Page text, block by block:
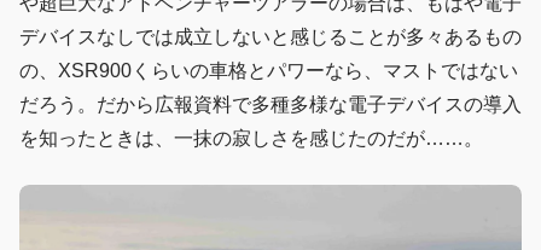
デバイスなしでは成立しないと感じることが多々あるもの
の、XSR900くらいの車格とパワーなら、マストではない
だろう。だから広報資料で多種多様な電子デバイスの導入
を知ったときは、一抹の寂しさを感じたのだが……。